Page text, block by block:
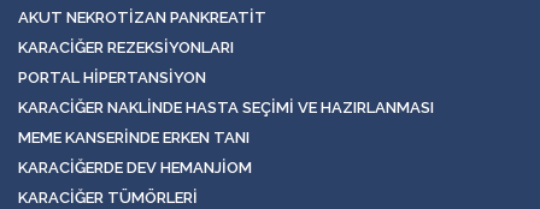
AKUT NEKROTIZAN PANKREATIT
KARACIĞER REZEKSIYONLARI
PORTAL HIPERTANSIYON
KARACIĞER NAKLINDE HASTA SEÇIMI VE HAZIRLANMASI
MEME KANSERINDE ERKEN TANI
KARACIĞERDE DEV HEMANJIOM
KARACIĞER TÜMÖRLERI